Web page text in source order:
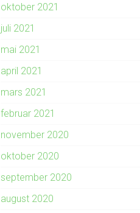
oktober 2021
juli 2021
mai 2021
april 2021
mars 2021
februar 2021
november 2020
oktober 2020
september 2020
august 2020